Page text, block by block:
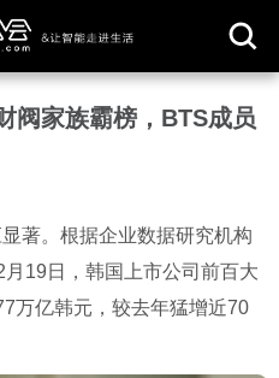
取
阀家族霸榜，BTS成员
著。根据企业数据研究机构
19日，韩国上市公司前百大
万亿韩元，较去年猛增近70